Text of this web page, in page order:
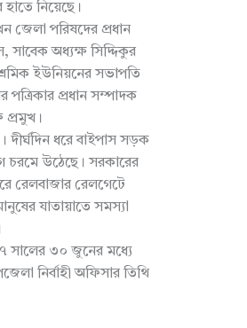
নিয়েছে।
জেলা পরিষদের প্রধান
সাবেক অধ্যক্ষ সিদ্দিকুর
ইউনিয়নের সভাপতি
প্রধান সম্পাদক
প্রমুখ।
দীর্ঘদিন ধরে বাইপাস সড়ক
চরমে উঠেছে। সরকারের
রেলবাজার রেলগেটে
যাতায়াতে সমস্যা
সালের ৩০ জুনের মধ্যে
নির্বাহী অফিসার তিথি